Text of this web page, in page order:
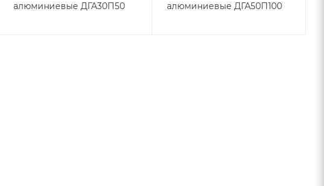
алюминиевые ДГА30П50
алюминиевые ДГА50П100